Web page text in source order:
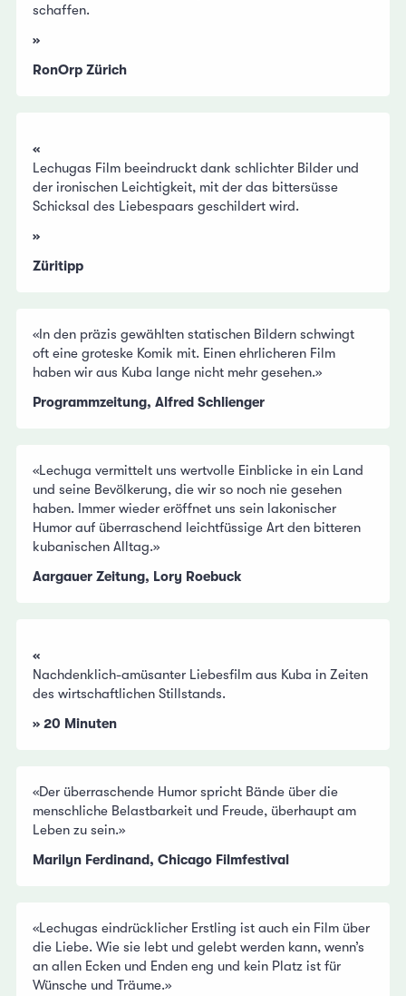
schaffen.
»
RonOrp Zürich
«
Lechugas Film beeindruckt dank schlichter Bilder und
der ironischen Leichtigkeit, mit der das bittersüsse
Schicksal des Liebespaars geschildert wird.
»
Züritipp
«In den präzis gewählten statischen Bildern schwingt
oft eine groteske Komik mit. Einen ehrlicheren Film
haben wir aus Kuba lange nicht mehr gesehen.»
Programmzeitung, Alfred Schlienger
«Lechuga vermittelt uns wertvolle Einblicke in ein Land
und seine Bevölkerung, die wir so noch nie gesehen
haben. Immer wieder eröffnet uns sein lakonischer
Humor auf überraschend leichtfüssige Art den bitteren
kubanischen Alltag.»
Aargauer Zeitung, Lory Roebuck
«
Nachdenklich-amüsanter Liebesfilm aus Kuba in Zeiten
des wirtschaftlichen Stillstands.
» 20 Minuten
«Der überraschende Humor spricht Bände über die
menschliche Belastbarkeit und Freude, überhaupt am
Leben zu sein.»
Marilyn Ferdinand, Chicago Filmfestival
«Lechugas eindrücklicher Erstling ist auch ein Film über
die Liebe. Wie sie lebt und gelebt werden kann, wenn’s
an allen Ecken und Enden eng und kein Platz ist für
Wünsche und Träume.»